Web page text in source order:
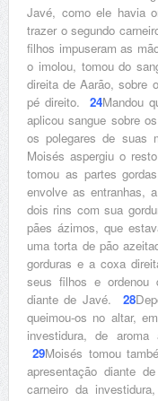
Javé, como ele havia
trazer o segundo
filhos impuseram as
o imolou, tomou do
direita de Aarão, sobre
pé direito.24Mandou
aplicou sangue sobre
os polegares de suas
Moisés aspergiu o
tomou as partes
envolve as entranhas,
dois rins com sua
pães ázimos, que
uma torta de pão
gorduras e a coxa
seus filhos e ordenou
diante de Javé. 28
queimou-os no altar,
investidura, de aroma
29Moisés tomou
apresentação diante
carneiro da